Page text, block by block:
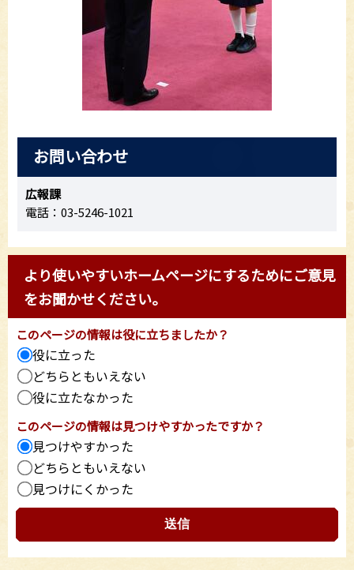
お問い合わせ
広報課
電話：03-5246-1021
より使いやすいホームページにするためにご意見
をお聞かせください。
このページの情報は役に立ちましたか？
役に立った
どちらともいえない
役に立たなかった
このページの情報は見つけやすかったですか？
見つけやすかった
どちらともいえない
見つけにくかった